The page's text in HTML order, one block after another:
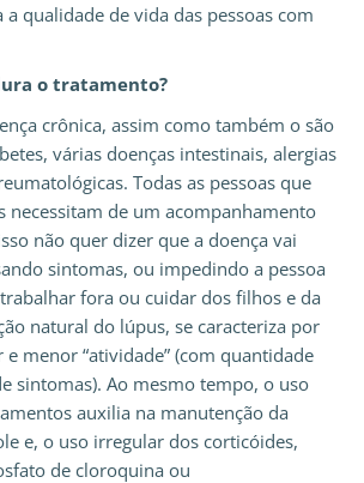
qualidade de vida das pessoas com
o tratamento?
crônica, assim como também o são
várias doenças intestinais, alergias
Todas as pessoas que
necessitam de um acompanhamento
não quer dizer que a doença vai
sintomas, ou impedindo a pessoa
fora ou cuidar dos filhos e da
natural do lúpus, se caracteriza por
menor “atividade” (com quantidade
sintomas). Ao mesmo tempo, o uso
auxilia na manutenção da
e, o uso irregular dos corticóides,
de cloroquina ou